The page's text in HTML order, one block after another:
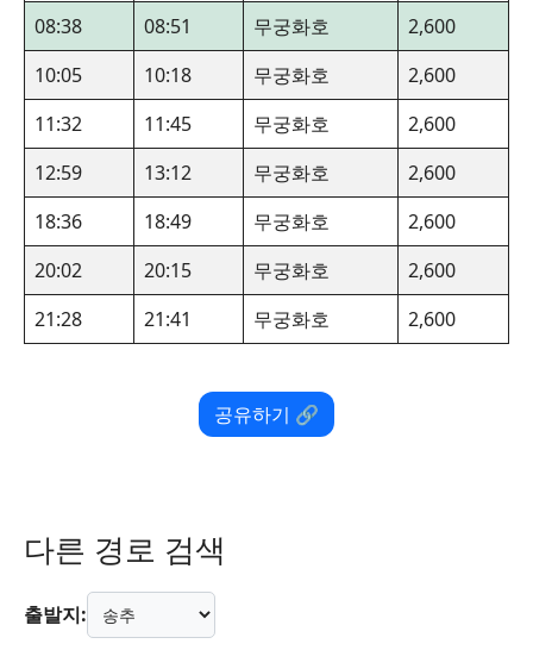
08:38
08:51 무궁화호
2,600
10:05
10:18 무궁화호
2,600
11:32
11:45 무궁화호
2,600
12:59
13:12 무궁화호
2,600
18:36
18:49 무궁화호
2,600
20:02
20:15 무궁화호
2,600
21:28
21:41 무궁화호 2,600
공유하기 🔗
다른 경로 검색
출발지: